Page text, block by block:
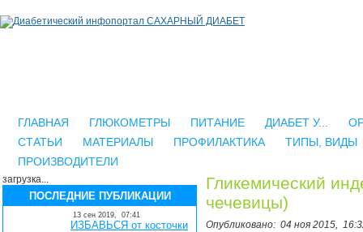
ГЛАВНАЯ ГЛЮКОМЕТРЫ ПИТАНИЕ ДИАБЕТ У...
СТАТЬИ
МАТЕРИАЛЫ ПРОФИЛАКТИКА
ТИПЫ, ВИДЫ
ПРОИЗВОДИТЕЛИ
загрузка...
ПОСЛЕДНИЕ ПУБЛИКАЦИИ
13 сен 2019, 07:41
ИЗБАВЬСЯ от косточки
Гликемический
чечевицы)
Опубликовано: 04 ноя 2015,